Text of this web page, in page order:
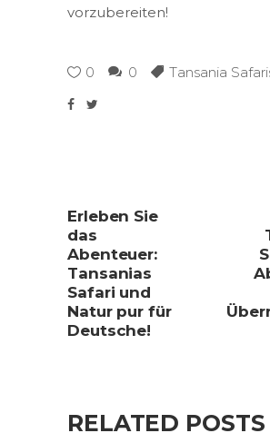
vorzubereiten!
0 0 Tansania
Erleben Sie
das
Abenteuer:
Tansanias
Safari und
Natur pur für
Deutsche!
RELATED POSTS